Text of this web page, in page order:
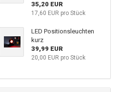
35,20 EUR
17,60 EUR pro Stück
LED Positionsleuchten
kurz
39,99 EUR
20,00 EUR pro Stück